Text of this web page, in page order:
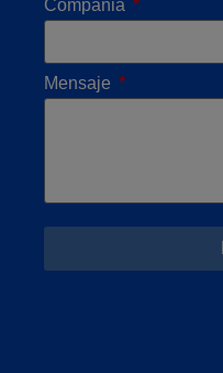
Compañia
Mensaje